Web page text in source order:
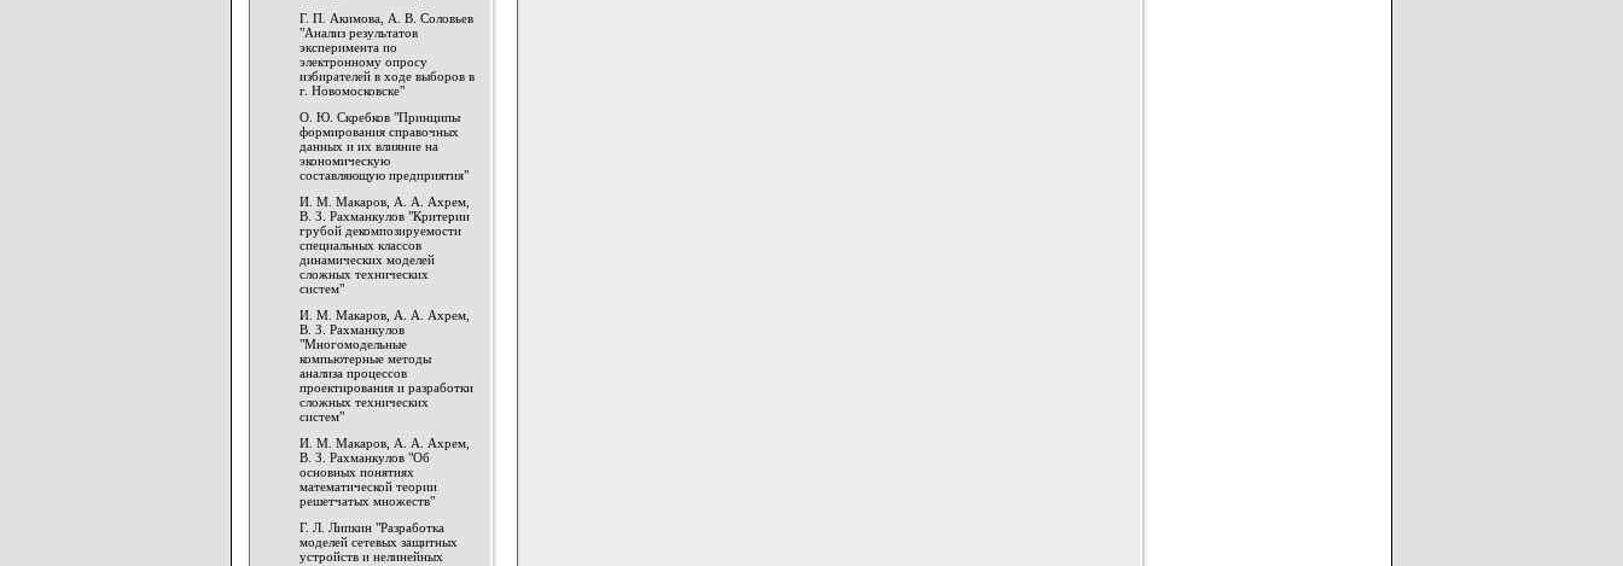
Г. П. Акимова, А. В. Соловьев
"Анализ результатов
эксперимента по
электронному опросу
избирателей в ходе выборов в
г. Новомосковске"
О. Ю. Скребков "Принципы
формирования справочных
данных и их влияние на
экономическую
составляющую предприятия"
И. М. Макаров, А. А. Ахрем,
В. З. Рахманкулов "Критерии
грубой декомпозируемости
специальных классов
динамических моделей
сложных технических
систем"
И. М. Макаров, А. А. Ахрем,
В. З. Рахманкулов
"Многомодельные
компьютерные методы
анализа процессов
проектирования и разработки
сложных технических
систем"
И. М. Макаров, А. А. Ахрем,
В. З. Рахманкулов "Об
основных понятиях
математической теории
решетчатых множеств"
Г. Л. Липкин "Разработка
моделей сетевых защитных
устройств и нелинейных